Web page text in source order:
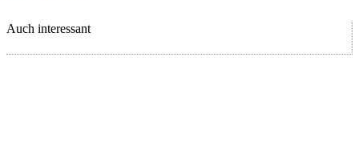
Auch interessant